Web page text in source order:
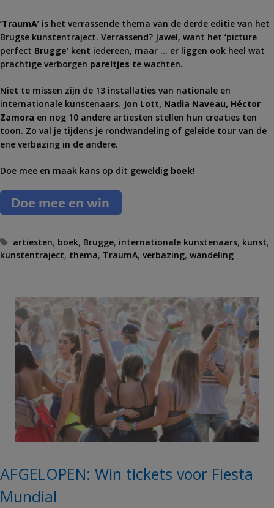
‘TraumA’ is het verrassende thema van de derde editie van het
Brugse kunstentraject. Verrassend? Jawel, want het ‘picture
perfect Brugge’ kent iedereen, maar … er liggen ook heel wat
prachtige verborgen pareltjes te wachten.
Niet te missen zijn de 13 installaties van nationale en
internationale kunstenaars. Jon Lott, Nadia Naveau, Héctor
Zamora en nog 10 andere artiesten stellen hun creaties ten
toon. Zo val je tijdens je rondwandeling of geleide tour van de
ene verbazing in de andere.
Doe mee en maak kans op dit geweldig boek!
T
a
artiesten, boek, Brugge, internationale kunstenaars, kunst,
kunstentraject, thema, TraumA, verbazing, wandeling
AFGELOPEN: Win tickets voor Fiesta
Mundial